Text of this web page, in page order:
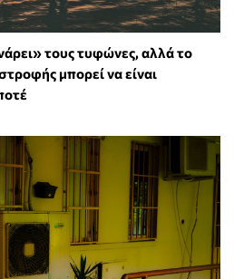
τους τυφώνες, αλλά το
μπορεί να είναι